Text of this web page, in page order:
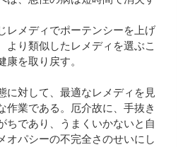
レメディでポーテンシーを上げ
より類似したレメディを選ぶこ
康を取り戻す。
に対して、最適なレメディを見
作業である。厄介故に、手抜き
ちであり、うまくいかないと自
オパシーの不完全さのせいにし